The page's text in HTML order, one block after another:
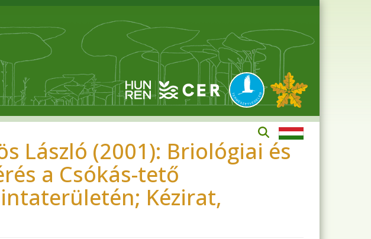
László (2001): Briológiai és
a Csókás-tető
Kézirat,